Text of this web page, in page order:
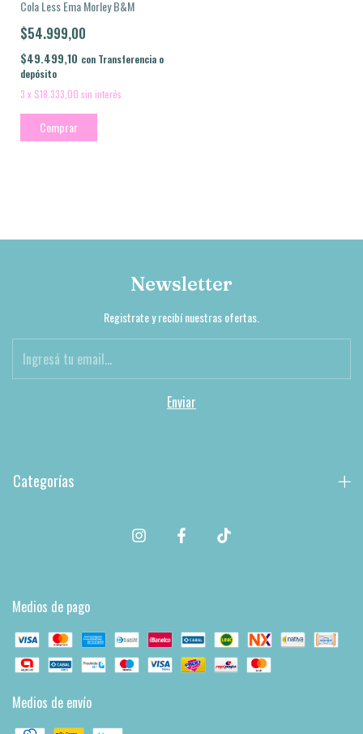
Cola Less Ema Morley B&M
$54.999,00
$49.499,10 con Transferencia o
depósito
3 x $18.333,00 sin interés
Comprar
Newsletter
Registrate y recibí nuestras ofertas.
Categorías
Medios de pago
Medios de envío